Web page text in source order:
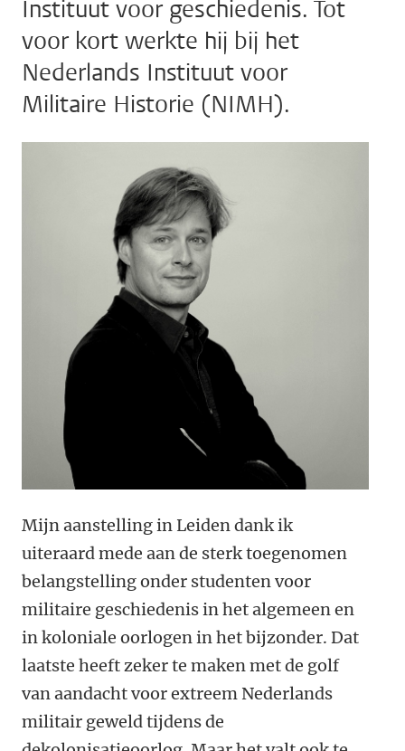
Instituut voor geschiedenis. Tot
voor kort werkte hij bij het
Nederlands Instituut voor
Militaire Historie (NIMH).
Mijn aanstelling in Leiden dank ik
uiteraard mede aan de sterk toegenomen
belangstelling onder studenten voor
militaire geschiedenis in het algemeen en
in koloniale oorlogen in het bijzonder. Dat
laatste heeft zeker te maken met de golf
van aandacht voor extreem Nederlands
militair geweld tijdens de